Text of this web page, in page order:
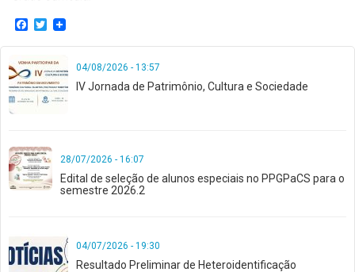
Facebook
Twitter
04/08/2026 - 13:57
IV Jornada de Patrimônio, Cultura e Sociedade
28/07/2026 - 16:07
Edital de seleção de alunos especiais no PPGPaCS para o
semestre 2026.2
04/07/2026 - 19:30
Resultado Preliminar de Heteroidentificação